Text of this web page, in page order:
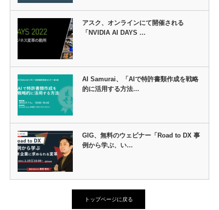
アスク、オンラインにて開催される
「NVIDIA AI DAYS …
AI Samurai、「AIで特許書類作成を戦略
的に活用する方法…
GIG、無料のウェビナー「Road to DX 事
例から学ぶ、い…
トップページに戻る